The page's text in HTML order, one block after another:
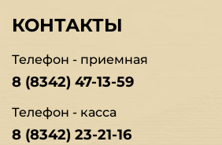
КОНТАКТЫ
Телефон - приемная
8 (8342) 47-13-59
Телефон - касса
8 (8342) 23-21-16